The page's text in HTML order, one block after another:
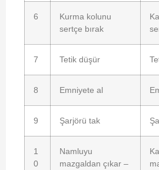
6
Kurma kolunu
sertçe bırak
7 Tetik düşür
8 Emniyete al
9 Şarjörü tak
1
0
Namluyu
mazgaldan çıkar –